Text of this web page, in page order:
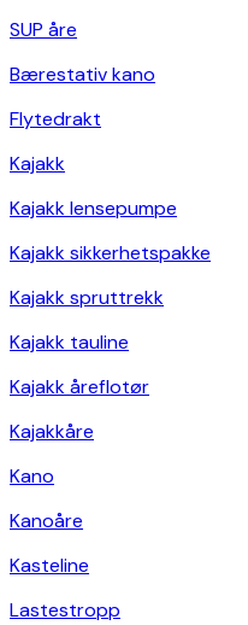
SUP åre
Bærestativ kano
Flytedrakt
Kajakk
Kajakk lensepumpe
Kajakk sikkerhetspakke
Kajakk spruttrekk
Kajakk tauline
Kajakk åreflotør
Kajakkåre
Kano
Kanoåre
Kasteline
Lastestropp